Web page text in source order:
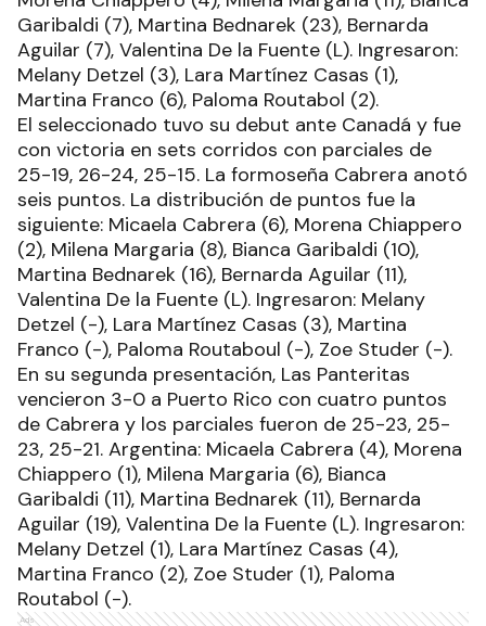
Garibaldi (7), Martina Bednarek (23), Bernarda
Aguilar (7), Valentina De la Fuente (L). Ingresaron:
Melany Detzel (3), Lara Martínez Casas (1),
Martina Franco (6), Paloma Routabol (2).
El seleccionado tuvo su debut ante Canadá y fue
con victoria en sets corridos con parciales de
25-19, 26-24, 25-15. La formoseña Cabrera anotó
seis puntos. La distribución de puntos fue la
siguiente: Micaela Cabrera (6), Morena Chiappero
(2), Milena Margaria (8), Bianca Garibaldi (10),
Martina Bednarek (16), Bernarda Aguilar (11),
Valentina De la Fuente (L). Ingresaron: Melany
Detzel (-), Lara Martínez Casas (3), Martina
Franco (-), Paloma Routaboul (-), Zoe Studer (-).
En su segunda presentación, Las Panteritas
vencieron 3-0 a Puerto Rico con cuatro puntos
de Cabrera y los parciales fueron de 25-23, 25-
23, 25-21. Argentina: Micaela Cabrera (4), Morena
Chiappero (1), Milena Margaria (6), Bianca
Garibaldi (11), Martina Bednarek (11), Bernarda
Aguilar (19), Valentina De la Fuente (L). Ingresaron:
Melany Detzel (1), Lara Martínez Casas (4),
Martina Franco (2), Zoe Studer (1), Paloma
Routabol (-).
Ads